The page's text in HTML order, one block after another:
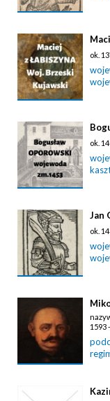
ok.
ok.
Jan
ok.
1593